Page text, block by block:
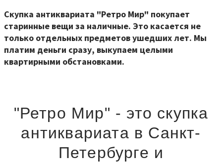
Скупка антиквариата "Ретро Мир" покупает
старинные вещи за наличные. Это касается не
только отдельных предметов ушедших лет. Мы
платим деньги сразу, выкупаем целыми
квартирными обстановками.
"Ретро Мир" - это скупка
антиквариата в Санкт-
Петербурге и